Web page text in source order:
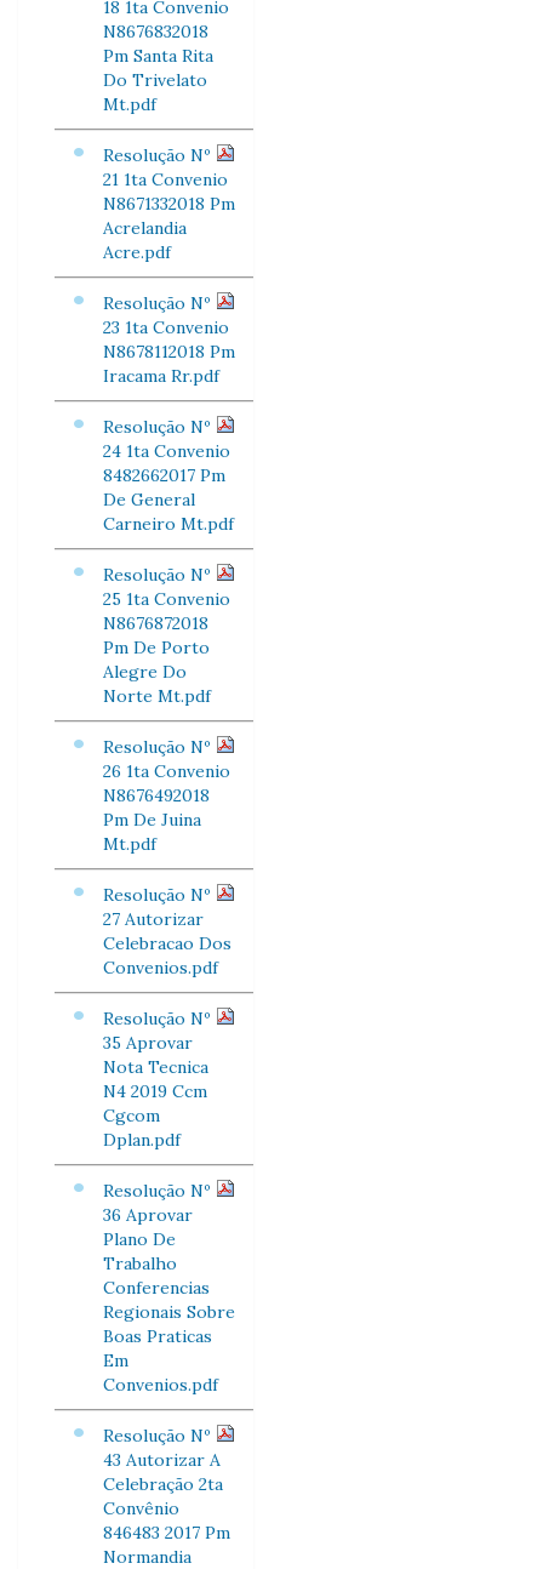
18 1ta Convenio
N8676832018
Pm Santa Rita
Do Trivelato
Mt.pdf
Resolução Nº
21 1ta Convenio
N8671332018 Pm
Acrelandia
Acre.pdf
Resolução Nº
23 1ta Convenio
N8678112018 Pm
Iracama Rr.pdf
Resolução Nº
24 1ta Convenio
8482662017 Pm
De General
Carneiro Mt.pdf
Resolução Nº
25 1ta Convenio
N8676872018
Pm De Porto
Alegre Do
Norte Mt.pdf
Resolução Nº
26 1ta Convenio
N8676492018
Pm De Juina
Mt.pdf
Resolução Nº
27 Autorizar
Celebracao Dos
Convenios.pdf
Resolução Nº
35 Aprovar
Nota Tecnica
N4 2019 Ccm
Cgcom
Dplan.pdf
Resolução Nº
36 Aprovar
Plano De
Trabalho
Conferencias
Regionais Sobre
Boas Praticas
Em
Convenios.pdf
Resolução Nº
43 Autorizar A
Celebração 2ta
Convênio
846483 2017 Pm
Normandia